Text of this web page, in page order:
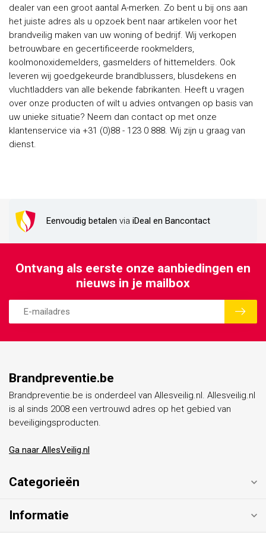
dealer van een groot aantal A-merken. Zo bent u bij ons aan
het juiste adres als u opzoek bent naar artikelen voor het
brandveilig maken van uw woning of bedrijf. Wij verkopen
betrouwbare en gecertificeerde rookmelders,
koolmonoxidemelders, gasmelders of hittemelders. Ook
leveren wij goedgekeurde brandblussers, blusdekens en
vluchtladders van alle bekende fabrikanten. Heeft u vragen
over onze producten of wilt u advies ontvangen op basis van
uw unieke situatie? Neem dan contact op met onze
klantenservice via +31 (0)88 - 123 0 888. Wij zijn u graag van
dienst.
Eenvoudig betalen via iDeal en Bancontact
Ontvang als eerste onze aanbiedingen en
nieuws in je mailbox
Brandpreventie.be
Brandpreventie.be is onderdeel van Allesveilig.nl. Allesveilig.nl
is al sinds 2008 een vertrouwd adres op het gebied van
beveiligingsproducten.
Ga naar AllesVeilig.nl
Categorieën
Informatie